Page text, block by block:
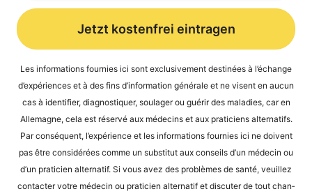
Jetzt kostenfrei eintragen
Les infor­ma­ti­ons four­nies ici sont exclu­si­ve­ment desti­nées à l’é­ch­an­ge
d’expé­ri­en­ces et à des fins d’in­for­ma­ti­on géné­ra­le et ne visent en aucun
cas à iden­ti­fier, dia­gnos­ti­quer, sou­la­ger ou guérir des mala­dies, car en
Alle­ma­gne, cela est réser­vé aux méde­cins et aux pra­ti­ci­ens alter­na­tifs.
Par con­sé­quent, l’expérience et les infor­ma­ti­ons four­nies ici ne doi­vent
pas être con­sidé­rées com­me un sub­sti­tut aux con­seils d’un méde­cin ou
d’un pra­ti­ci­en alter­na­tif. Si vous avez des pro­blè­mes de san­té, veuil­lez
cont­ac­ter vot­re méde­cin ou pra­ti­ci­en alter­na­tif et dis­cu­ter de tout chan­